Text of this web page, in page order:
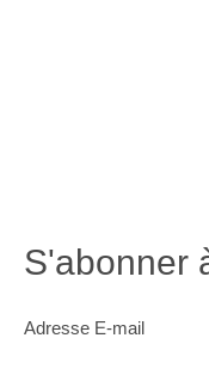
S'abonner
Adresse E-mail